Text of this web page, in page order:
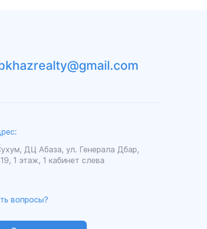
ДЦ Абаза, ул. Генерала Дбар,
1 этаж, 1 кабинет слева
вопросы?